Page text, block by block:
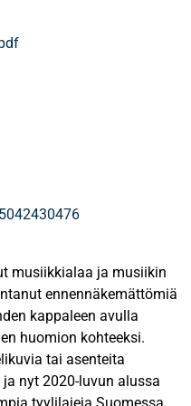
musiikkialaa ja musiikin
ennennäkemättömiä
kappaleen avulla
huomion kohteeksi.
tai asenteita
nyt 2020-luvun alussa